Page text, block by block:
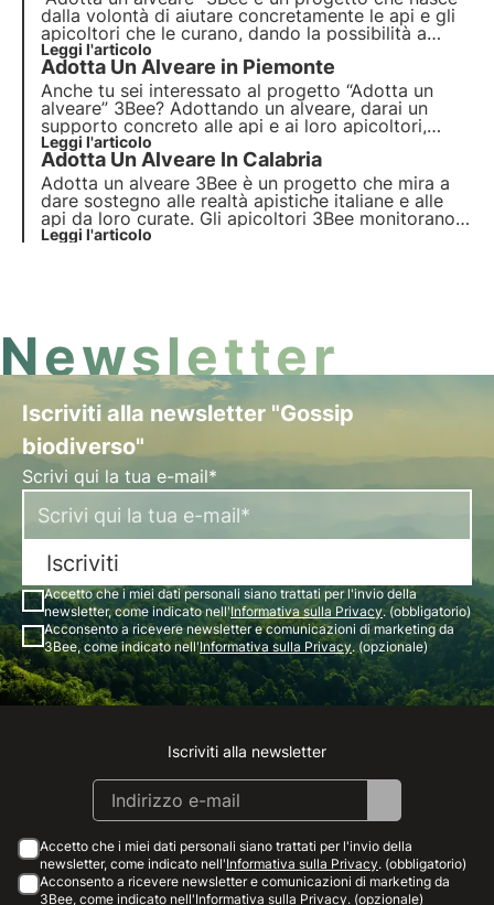
dalla volontà di aiutare concretamente le api e gli
apicoltori che le curano, dando la possibilità a
chiunque di avvicinarsi al mondo di questi
incredibili impollinatori. Scopri come puoi
supportare gli apicoltori e adottare delle piccole
apine.
Leggi l'articolo
Adotta Un Alveare in Piemonte
Anche tu sei interessato al progetto “Adotta un
alveare” 3Bee? Adottando un alveare, darai un
supporto concreto alle api e ai loro apicoltori,
aiutando una realtà virtuosa italiana. Potrai
monitorare h24 la crescita e lo sviluppo
dell’alveare. Scopri le apicolture in Piemonte!
Leggi l'articolo
Adotta Un Alveare In Calabria
Adotta un alveare 3Bee è un progetto che mira a
dare sostegno alle realtà apistiche italiane e alle
api da loro curate. Gli apicoltori 3Bee monitorano
giorno per giorno i loro alveari grazie alla nostra
Leggi l'articolo
Newsletter
Iscriviti alla newsletter "Gossip
biodiverso"
Scrivi qui la tua e-mail*
Iscriviti
Accetto che i miei dati personali siano trattati per l'invio della
newsletter, come indicato nell'Informativa sulla Privacy. (obbligatorio)
Acconsento a ricevere newsletter e comunicazioni di marketing da
3Bee, come indicato nell'Informativa sulla Privacy. (opzionale)
Instagram
Facebook
Linkedin
Youtube
Iscriviti alla newsletter
Accetto che i miei dati personali siano trattati per l'invio della
newsletter, come indicato nell'Informativa sulla Privacy. (obbligatorio)
Acconsento a ricevere newsletter e comunicazioni di marketing da
3Bee, come indicato nell'Informativa sulla Privacy. (opzionale)